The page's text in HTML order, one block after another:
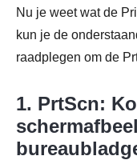
Nu je weet wat de
kun je de
raadplegen om de
1. PrtScn: